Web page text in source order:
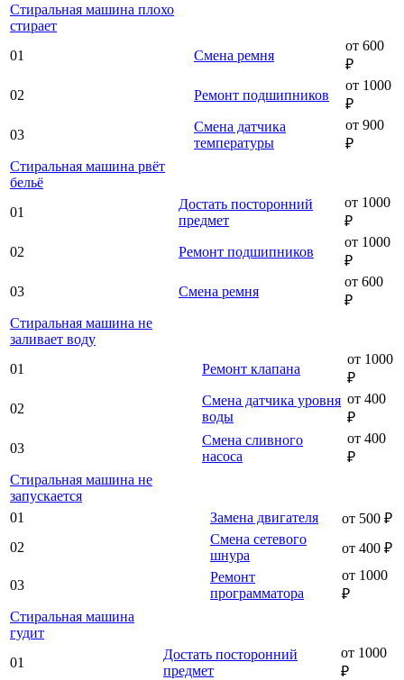
Стиральная машина плохо
стирает
01
Смена ремня
от 600
₽
02
Ремонт подшипников
от 1000
₽
03
Смена датчика
температуры
от 900
₽
Стиральная машина рвёт
бельё
01
Достать посторонний
предмет
от 1000
₽
02
Ремонт подшипников
от 1000
₽
03
Смена ремня
от 600
₽
Стиральная машина не
заливает воду
01
Ремонт клапана
от 1000
₽
02
Смена датчика уровня
воды
от 400
₽
03
Смена сливного
насоса
от 400
₽
Стиральная машина не
запускается
01
Замена двигателя
от 500 ₽
02
Смена сетевого
шнура
от 400 ₽
03
Ремонт
программатора
от 1000
₽
Стиральная машина
гудит
01
Достать посторонний
предмет
от 1000
₽